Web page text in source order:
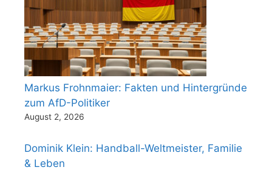
Markus Frohnmaier: Fakten und Hintergründe
zum AfD-Politiker
August 2, 2026
Dominik Klein: Handball-Weltmeister, Familie
& Leben